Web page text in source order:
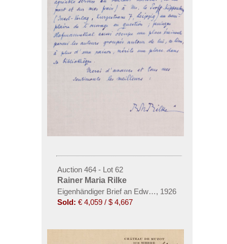
Auction 464 - Lot 62
Rainer Maria Rilke
Eigenhändiger Brief an Edwin Frankfurter
, 1926
Sold: € 4,059 / $ 4,667